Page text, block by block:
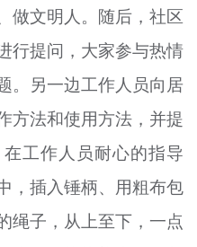
+
做文明人。随后，社区
行提问，大家参与热情
。另一边工作人员向居
方法和使用方法，并提
工作人员耐心的指导
，插入锤柄、用粗布包
绳子，从上至下，一点